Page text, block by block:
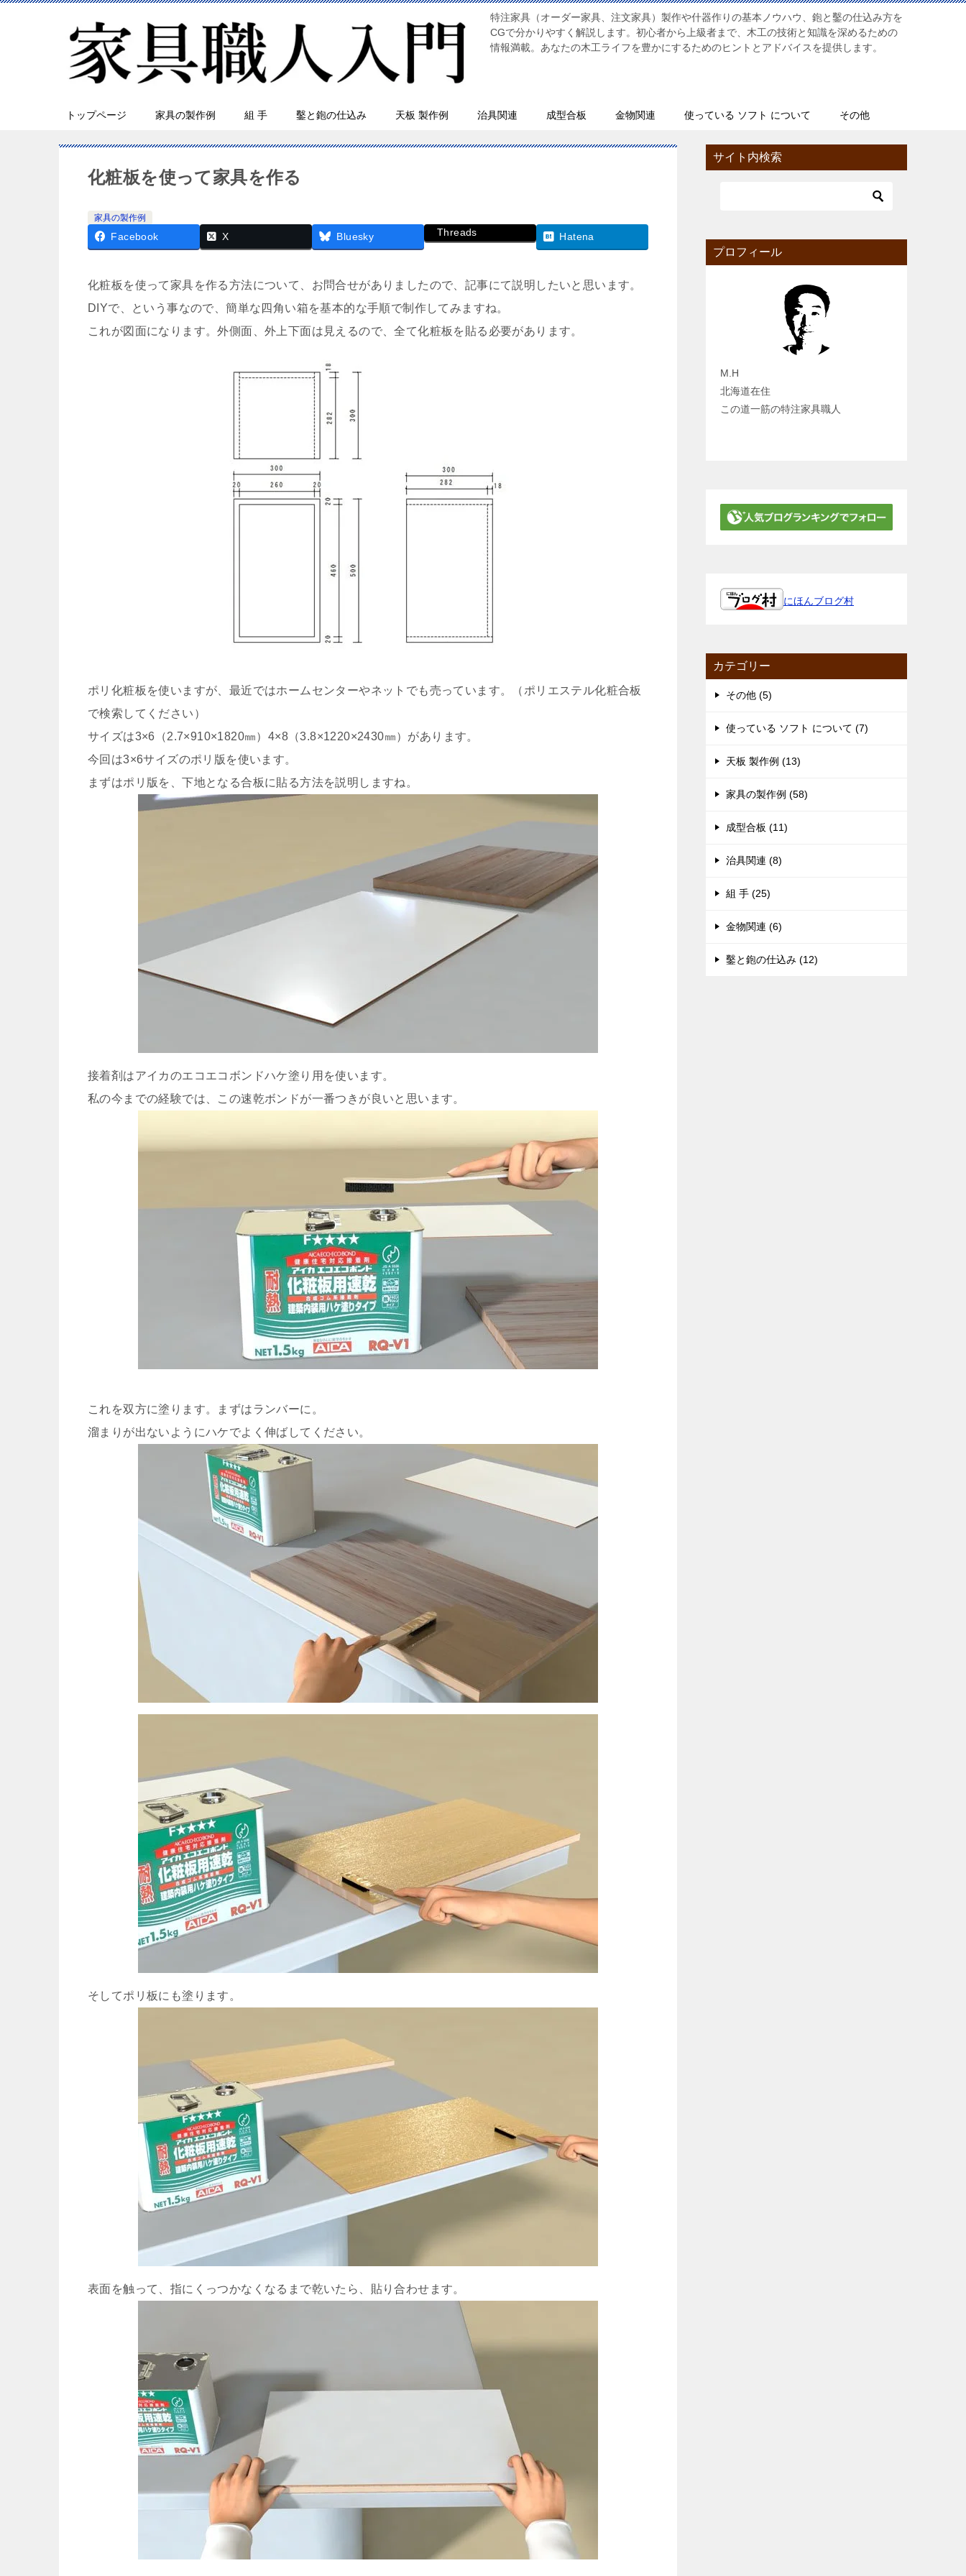
特注家具（オーダー家具、注文家具）製作や什器作りの基本ノウハウ、鉋と鑿の仕込み方を
CGで分かりやすく解説します。初心者から上級者まで、木工の技術と知識を深めるための
情報満載。あなたの木工ライフを豊かにするためのヒントとアドバイスを提供します。
トップページ 家具の製作例 組 手 鑿と鉋の仕込み 天板 製作例 治具関連 成型合板 金物関連 使っている ソフト について その他
化粧板を使って家具を作る
家具の製作例
Facebook X Bluesky Threads Hatena
化粧板を使って家具を作る方法について、お問合せがありましたので、記事にて説明したいと思います。
DIYで、という事なので、簡単な四角い箱を基本的な手順で制作してみますね。
これが図面になります。外側面、外上下面は見えるので、全て化粧板を貼る必要があります。
ポリ化粧板を使いますが、最近ではホームセンターやネットでも売っています。（ポリエステル化粧合板
で検索してください）
サイズは3×6（2.7×910×1820㎜）4×8（3.8×1220×2430㎜）があります。
今回は3×6サイズのポリ版を使います。
まずはポリ版を、下地となる合板に貼る方法を説明しますね。
接着剤はアイカのエコエコボンドハケ塗り用を使います。
私の今までの経験では、この速乾ボンドが一番つきが良いと思います。
これを双方に塗ります。まずはランバーに。
溜まりが出ないようにハケでよく伸ばしてください。
そしてポリ板にも塗ります。
表面を触って、指にくっつかなくなるまで乾いたら、貼り合わせます。
サイト内検索
プロフィール
M.H
北海道在住
この道一筋の特注家具職人
にほんブログ村
カテゴリー
その他 (5)
使っている ソフト について (7)
天板 製作例 (13)
家具の製作例 (58)
成型合板 (11)
治具関連 (8)
組 手 (25)
金物関連 (6)
鑿と鉋の仕込み (12)